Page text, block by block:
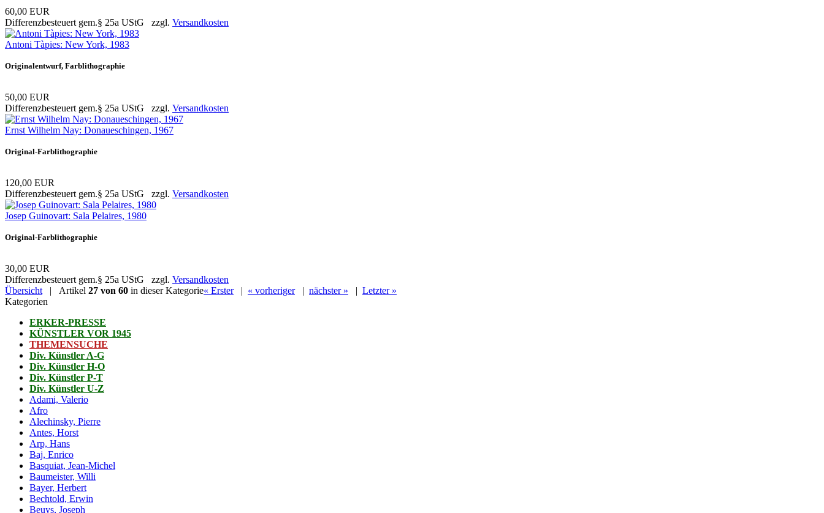
60,00 EUR
Differenzbesteuert gem.§ 25a UStG zzgl. Versandkosten
Antoni Tàpies: New York, 1983
Originalentwurf, Farblithographie
50,00 EUR
Differenzbesteuert gem.§ 25a UStG zzgl. Versandkosten
Ernst Wilhelm Nay: Donaueschingen, 1967
Original-Farblithographie
120,00 EUR
Differenzbesteuert gem.§ 25a UStG zzgl. Versandkosten
Josep Guinovart: Sala Pelaires, 1980
Original-Farblithographie
30,00 EUR
Differenzbesteuert gem.§ 25a UStG zzgl. Versandkosten
Übersicht | Artikel 27 von 60 in dieser Kategorie« Erster| « vorheriger| nächster » | Letzter »
Kategorien
ERKER-PRESSE
KÜNSTLER VOR 1945
THEMENSUCHE
Div. Künstler A-G
Div. Künstler H-O
Div. Künstler P-T
Div. Künstler U-Z
Adami, Valerio
Afro
Alechinsky, Pierre
Antes, Horst
Arp, Hans
Baj, Enrico
Basquiat, Jean-Michel
Baumeister, Willi
Bayer, Herbert
Bechtold, Erwin
Beuys, Joseph